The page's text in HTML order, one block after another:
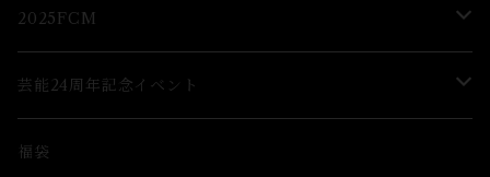
ブロマイド
グッズ
2025FCM
グッズ
芸能24周年記念イベント
ブロマイド
福袋